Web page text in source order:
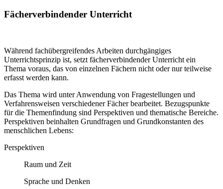
Fächerverbindender Unterricht
Während fachübergreifendes Arbeiten durchgängiges
Unterrichtsprinzip ist, setzt fächerverbindender Unterricht ein
Thema voraus, das von einzelnen Fächern nicht oder nur teilweise
erfasst werden kann.
Das Thema wird unter Anwendung von Fragestellungen und
Verfahrensweisen verschiedener Fächer bearbeitet. Bezugspunkte
für die Themenfindung sind Perspektiven und thematische Bereiche.
Perspektiven beinhalten Grundfragen und Grundkonstanten des
menschlichen Lebens:
Perspektiven
Raum und Zeit
Sprache und Denken